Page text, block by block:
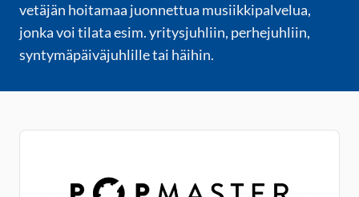
vetäjän hoitamaa juonnettua musiikkipalvelua,
jonka voi tilata esim. yritysjuhliin, perhejuhliin,
syntymäpäiväjuhlille tai häihin.